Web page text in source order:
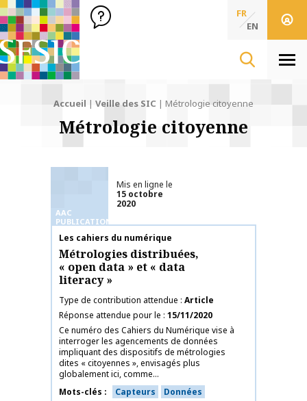
SFSIC Société Française des Sciences de l'Information & de
Société Française des Sciences
de l'Information
FR
EN
Accueil | Veille des SIC | Métrologie citoyenne
Métrologie citoyenne
AAC
PUBLICATIONS
Mis en ligne le
15 octobre
2020
Nom de la publication
Les cahiers du numérique
Métrologies distribuées,
« open data » et « data
literacy »
Type de contribution attendue Article
Réponse attendue pour le 15/11/2020
Ce numéro des Cahiers du Numérique vise à
interroger les agencements de données
impliquant des dispositifs de métrologies
dites « citoyennes », envisagés plus
globalement ici, comme...
Mots-clés
Capteurs
Données